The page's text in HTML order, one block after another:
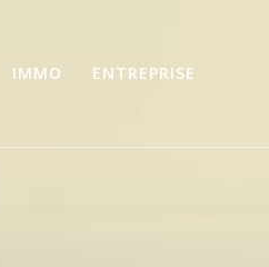
IMMO ENTREPRISE